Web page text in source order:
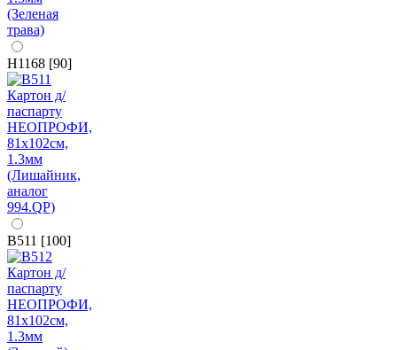
H1168 [90]
B511 [100]